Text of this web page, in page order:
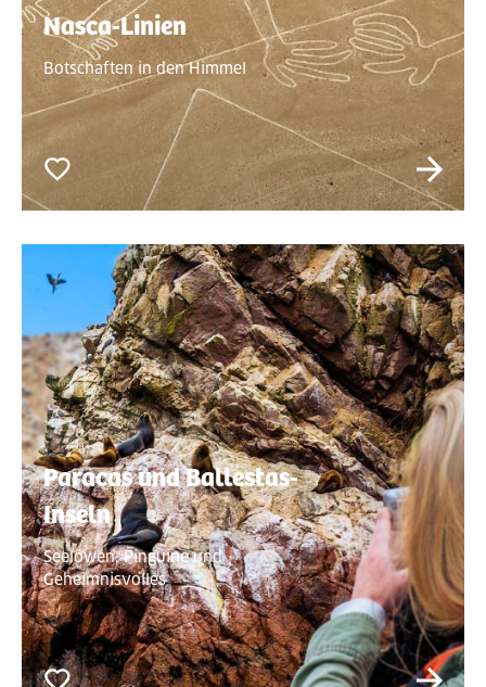
Nasca-Linien
Botschaften in den Himmel
Paracas und Ballestas-
Inseln
Seelöwen, Pinguine und
Geheimnisvolles